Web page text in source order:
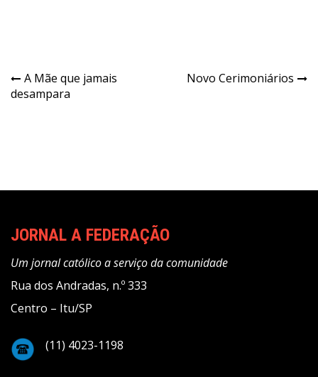
Navegação
de
A Mãe que jamais
desampara
Novo Cerimoniários
JORNAL A FEDERAÇÃO
Um jornal católico a serviço da comunidade
Rua dos Andradas, n.º 333
Centro – Itu/SP
(11) 4023-1198